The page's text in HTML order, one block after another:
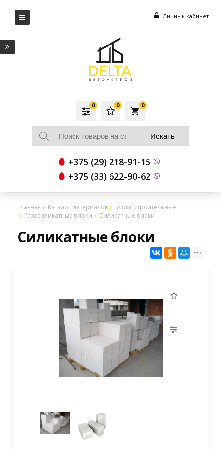
Личный кабинет
local_grocery_store
0
0
0
+375 (29) 218-91-15
+375 (33) 622-90-62
Главная Каталог материалов
Блоки строительные
Газосиликатные блоки
Силикатные блоки
Силикатные блоки